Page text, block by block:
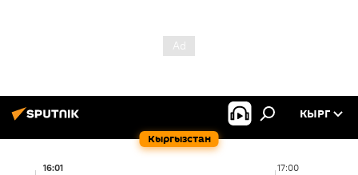
Кыргызстан
КЫРГ
17:00
16:01